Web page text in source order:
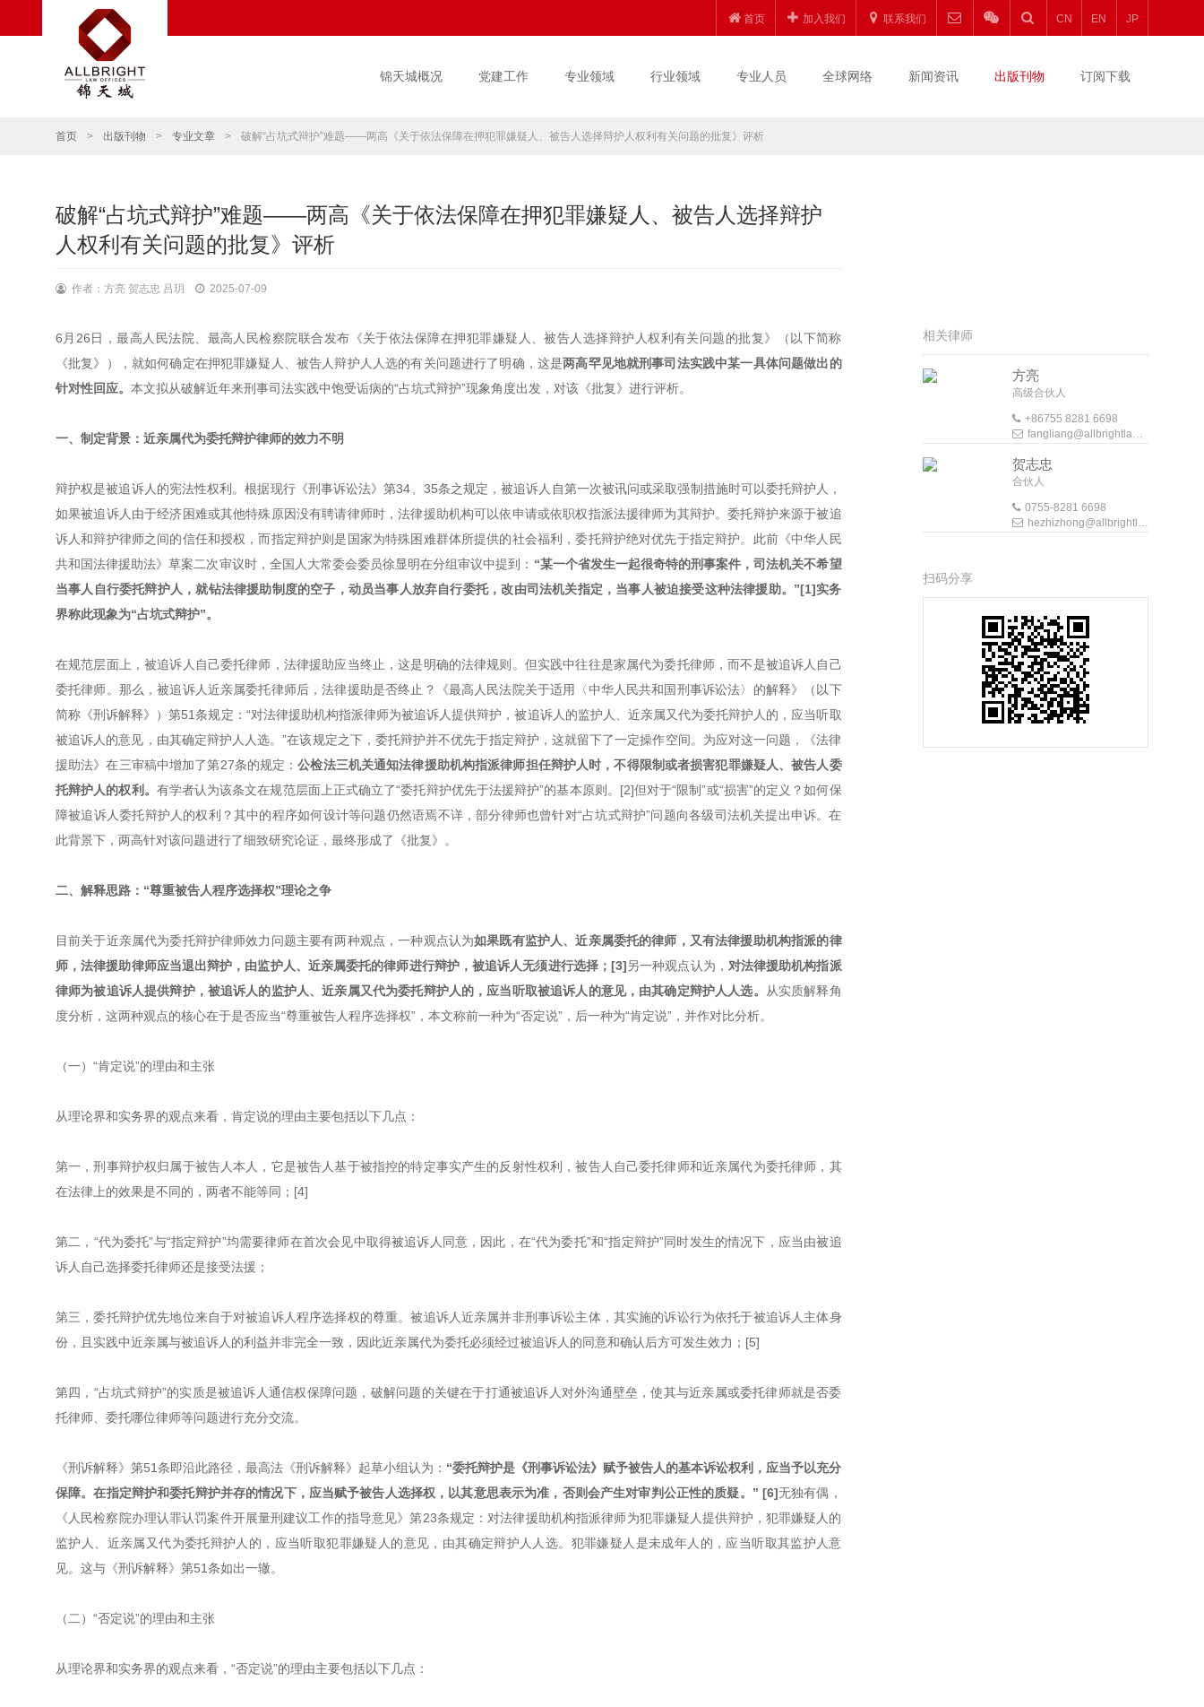
首页 加入我们 联系我们 CN EN JP
锦天城概况 党建工作 专业领域 行业领域 专业人员 全球网络 新闻资讯 出版刊物 订阅下载
首页 > 出版刊物 > 专业文章 > 破解“占坑式辩护”难题——两高《关于依法保障在押犯罪嫌疑人、被告人选择辩护人权利有关问题的批复》评析
破解“占坑式辩护”难题——两高《关于依法保障在押犯罪嫌疑人、被告人选择辩护
人权利有关问题的批复》评析
作者：方亮 贺志忠 吕玥 2025-07-09
6月26日，最高人民法院、最高人民检察院联合发布《关于依法保障在押犯罪嫌疑人、被告人选择辩护人权利有关问题的批复》（以下简称
《批复》），就如何确定在押犯罪嫌疑人、被告人辩护人人选的有关问题进行了明确，这是两高罕见地就刑事司法实践中某一具体问题做出的
针对性回应。 本文拟从破解近年来刑事司法实践中饱受诟病的“占坑式辩护”现象角度出发，对该《批复》进行评析。
一、制定背景：近亲属代为委托辩护律师的效力不明
辩护权是被追诉人的宪法性权利。根据现行《刑事诉讼法》第34、35条之规定，被追诉人自第一次被讯问或采取强制措施时可以委托辩护人，
如果被追诉人由于经济困难或其他特殊原因没有聘请律师时，法律援助机构可以依申请或依职权指派法援律师为其辩护。委托辩护来源于被追
诉人和辩护律师之间的信任和授权，而指定辩护则是国家为特殊困难群体所提供的社会福利，委托辩护绝对优先于指定辩护。此前《中华人民
共和国法律援助法》草案二次审议时，全国人大常委会委员徐显明在分组审议中提到： “某一个省发生一起很奇特的刑事案件，司法机关不希望
当事人自行委托辩护人，就钻法律援助制度的空子，动员当事人放弃自行委托，改由司法机关指定，当事人被迫接受这种法律援助。”[1]实务
界称此现象为“占坑式辩护”。
在规范层面上，被追诉人自己委托律师，法律援助应当终止，这是明确的法律规则。但实践中往往是家属代为委托律师，而不是被追诉人自己
委托律师。那么，被追诉人近亲属委托律师后，法律援助是否终止？《最高人民法院关于适用〈中华人民共和国刑事诉讼法〉的解释》（以下
简称《刑诉解释》）第51条规定：“对法律援助机构指派律师为被追诉人提供辩护，被追诉人的监护人、近亲属又代为委托辩护人的，应当听取
被追诉人的意见，由其确定辩护人人选。”在该规定之下，委托辩护并不优先于指定辩护，这就留下了一定操作空间。为应对这一问题，《法律
援助法》在三审稿中增加了第27条的规定：公检法三机关通知法律援助机构指派律师担任辩护人时，不得限制或者损害犯罪嫌疑人、被告人委
托辩护人的权利。 有学者认为该条文在规范层面上正式确立了“委托辩护优先于法援辩护”的基本原则。[2]但对于“限制”或“损害”的定义？如何保
障被追诉人委托辩护人的权利？其中的程序如何设计等问题仍然语焉不详，部分律师也曾针对“占坑式辩护”问题向各级司法机关提出申诉。在
此背景下，两高针对该问题进行了细致研究论证，最终形成了《批复》。
二、解释思路：“尊重被告人程序选择权”理论之争
目前关于近亲属代为委托辩护律师效力问题主要有两种观点，一种观点认为如果既有监护人、近亲属委托的律师，又有法律援助机构指派的律
师，法律援助律师应当退出辩护，由监护人、近亲属委托的律师进行辩护，被追诉人无须进行选择；[3]另一种观点认为， 对法律援助机构指派
律师为被追诉人提供辩护，被追诉人的监护人、近亲属又代为委托辩护人的，应当听取被追诉人的意见，由其确定辩护人人选。
从实质解释角
度分析，这两种观点的核心在于是否应当“尊重被告人程序选择权”，本文称前一种为“否定说”，后一种为“肯定说”，并作对比分析。
（一）“肯定说”的理由和主张
从理论界和实务界的观点来看，肯定说的理由主要包括以下几点：
第一，刑事辩护权归属于被告人本人，它是被告人基于被指控的特定事实产生的反射性权利，被告人自己委托律师和近亲属代为委托律师，其
在法律上的效果是不同的，两者不能等同；[4]
第二，“代为委托”与“指定辩护”均需要律师在首次会见中取得被追诉人同意，因此，在“代为委托”和“指定辩护”同时发生的情况下，应当由被追
诉人自己选择委托律师还是接受法援；
第三，委托辩护优先地位来自于对被追诉人程序选择权的尊重。被追诉人近亲属并非刑事诉讼主体，其实施的诉讼行为依托于被追诉人主体身
份，且实践中近亲属与被追诉人的利益并非完全一致，因此近亲属代为委托必须经过被追诉人的同意和确认后方可发生效力；[5]
第四，“占坑式辩护”的实质是被追诉人通信权保障问题，破解问题的关键在于打通被追诉人对外沟通壁垒，使其与近亲属或委托律师就是否委
托律师、委托哪位律师等问题进行充分交流。
《刑诉解释》第51条即沿此路径，最高法《刑诉解释》起草小组认为： “委托辩护是《刑事诉讼法》赋予被告人的基本诉讼权利，应当予以充分
保障。在指定辩护和委托辩护并存的情况下，应当赋予被告人选择权，以其意思表示为准，否则会产生对审判公正性的质疑。” [6]无独有偶，
《人民检察院办理认罪认罚案件开展量刑建议工作的指导意见》第23条规定：对法律援助机构指派律师为犯罪嫌疑人提供辩护，犯罪嫌疑人的
监护人、近亲属又代为委托辩护人的，应当听取犯罪嫌疑人的意见，由其确定辩护人人选。犯罪嫌疑人是未成年人的，应当听取其监护人意
见。这与《刑诉解释》第51条如出一辙。
（二）“否定说”的理由和主张
从理论界和实务界的观点来看，“否定说”的理由主要包括以下几点：
相关律师
方亮
高级合伙人
+86755 8281 6698
fangliang@allbrightlaw.com
贺志忠
合伙人
0755-8281 6698
hezhizhong@allbrightlaw.com
扫码分享